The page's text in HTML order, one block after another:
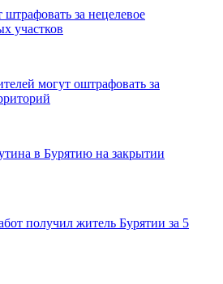
за нецелевое
участков
могут оштрафовать за
в Бурятию на закрытии
получил житель Бурятии за 5